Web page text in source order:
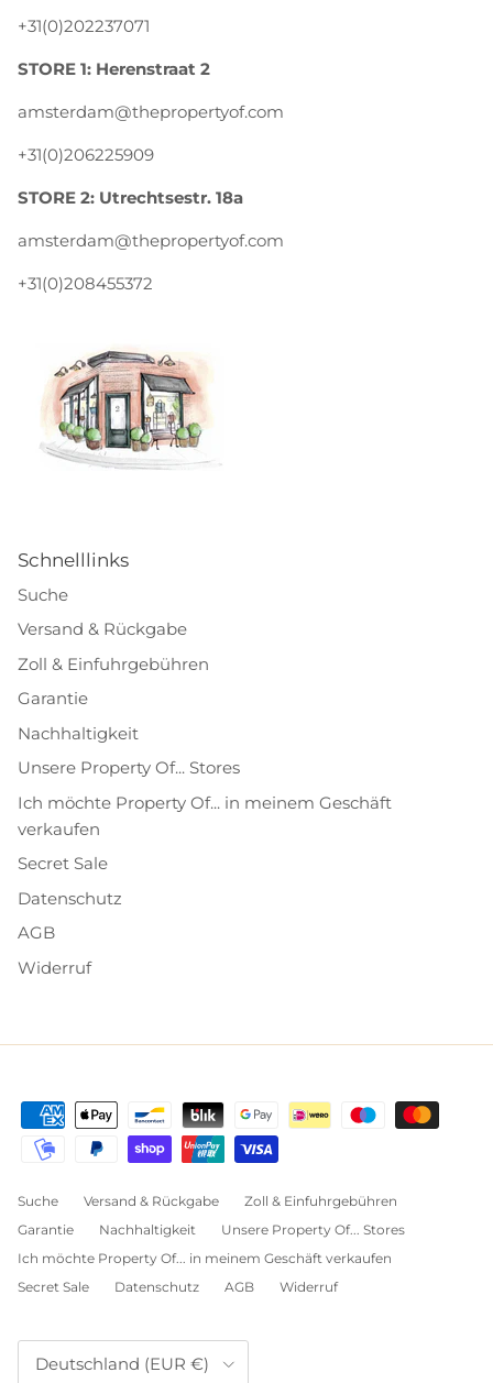
+31(0)202237071
STORE 1: Herenstraat 2
amsterdam@thepropertyof.com
+31(0)206225909
STORE 2: Utrechtsestr. 18a
amsterdam@thepropertyof.com
+31(0)208455372
Schnelllinks
Suche
Versand & Rückgabe
Zoll & Einfuhrgebühren
Garantie
Nachhaltigkeit
Unsere Property Of... Stores
Ich möchte Property Of... in meinem Geschäft
verkaufen
Secret Sale
Datenschutz
AGB
Widerruf
Suche Versand & Rückgabe
Zoll & Einfuhrgebühren
Garantie
Nachhaltigkeit
Unsere Property Of... Stores
Ich möchte Property Of... in meinem Geschäft verkaufen
Secret Sale
Datenschutz AGB Widerruf
Land/Region
Deutschland (EUR €)